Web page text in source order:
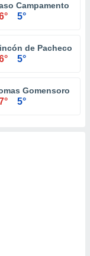
Campamento
5°
de Pacheco
5°
Gomensoro
5°